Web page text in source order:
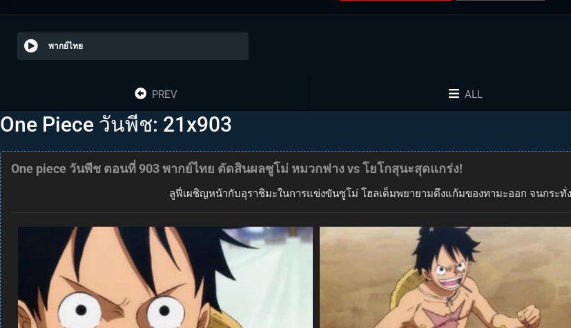
พากย์ไทย
PREV ALL
One Piece วันพีช: 21x903
One piece วันพีช ตอนที่ 903 พากย์ไทย ตัดสินผลซูโม่ หมวกฟาง vs โยโกสุนะสุดแกร่ง!
ลูฟี่เผชิญหน้ากับอุราชิมะในการแข่งขันซูโม่ โฮลเด็มพยายามดึงแก้มของทามะออก จนกระทั่